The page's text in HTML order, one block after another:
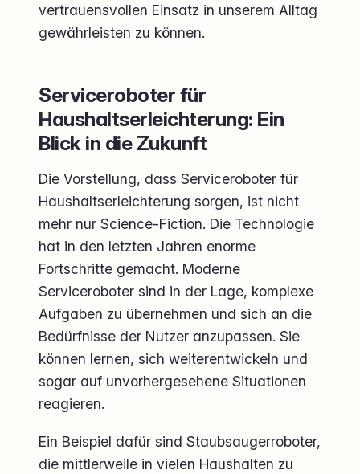
vertrauensvollen Einsatz in unserem Alltag
gewährleisten zu können.
Serviceroboter für
Haushaltserleichterung: Ein
Blick in die Zukunft
Die Vorstellung, dass Serviceroboter für
Haushaltserleichterung sorgen, ist nicht
mehr nur Science-Fiction. Die Technologie
hat in den letzten Jahren enorme
Fortschritte gemacht. Moderne
Serviceroboter sind in der Lage, komplexe
Aufgaben zu übernehmen und sich an die
Bedürfnisse der Nutzer anzupassen. Sie
können lernen, sich weiterentwickeln und
sogar auf unvorhergesehene Situationen
reagieren.
Ein Beispiel dafür sind Staubsaugerroboter,
die mittlerweile in vielen Haushalten zu